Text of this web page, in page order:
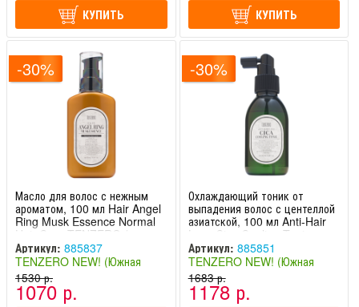
КУПИТЬ КУПИТЬ
-30%
Масло для волос с нежным
ароматом, 100 мл Hair Angel
Ring Musk Essence Normal
Hair Care TENZERO /
Тензеро
Артикул: 885837
TENZERO NEW! (Южная
Корея)
1530 р.
1070 р.
-30%
Охлаждающий тоник от
выпадения волос с центеллой
азиатской, 100 мл Anti-Hair
Loss Cica Cooling Tonic
TENZERO / Тензеро
Артикул: 885851
TENZERO NEW! (Южная
Корея)
1683 р.
1178 р.